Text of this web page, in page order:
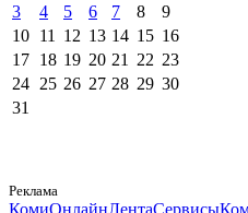
3
4 5 6 7 8
9
10 11 12 13 14 15 16
17 18 19 20 21 22 23
24 25 26 27 28 29 30
31
Реклама
КомиОнлайнЛентаСервисы